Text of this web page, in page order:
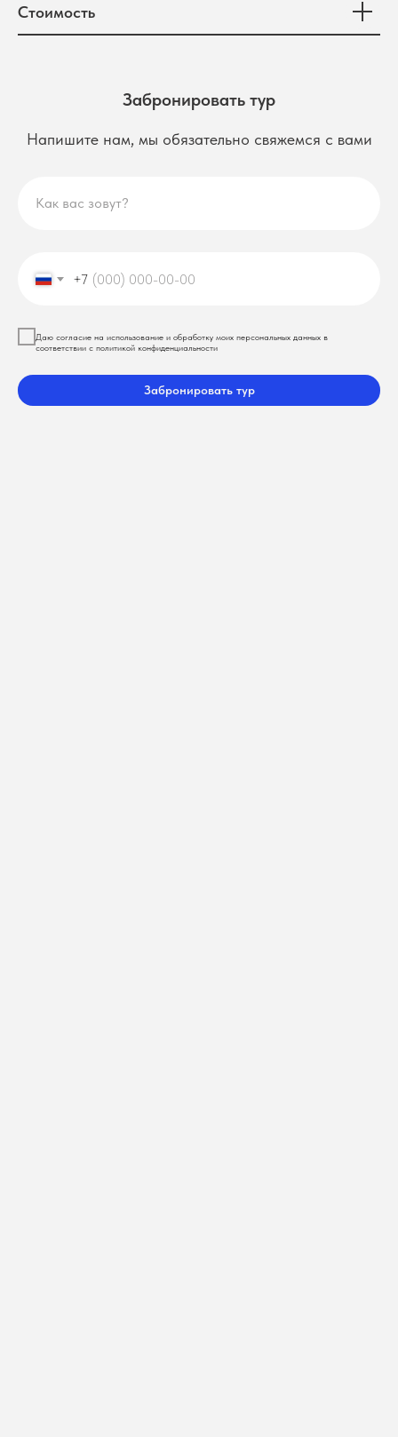
Стоимость
Забронировать тур
Напишите нам, мы обязательно свяжемся с вами
Как вас зовут?
+7
Даю согласие на использование и обработку моих персональных данных в
соответствии с политикой конфиденциальности
Забронировать тур